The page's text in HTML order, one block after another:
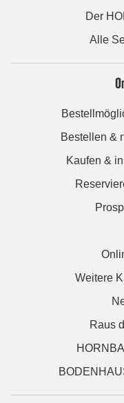
Der
Alle
Bestellen &
Kaufen &
Weitere
Raus